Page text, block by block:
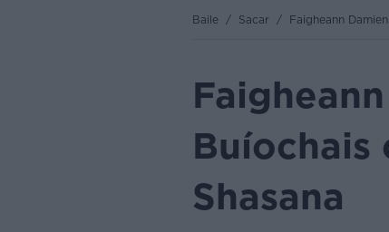
Baile / Sacar / Faigheann
Buíochais
Shasana